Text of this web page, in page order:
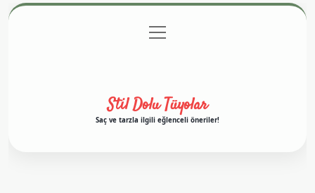
Gizlilik Politikası
menüyü
aç
Stil Dolu Tüyolar
Saç ve tarzla ilgili eğlenceli öneriler!